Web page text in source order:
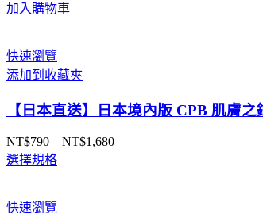
加入購物車
快速瀏覽
添加到收藏夾
【日本直送】日本境內版 CPB 肌膚
NT$790 – NT$1,680價
選擇規格
快速瀏覽